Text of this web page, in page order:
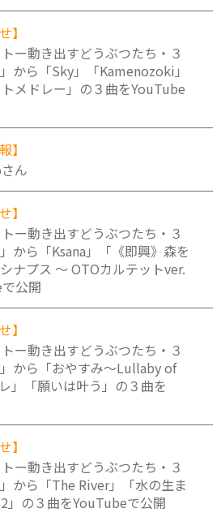
】
ー動き出すどうぶつたち・３
から「Sky」「Kamenozoki」
トメドレー」の３曲をYouTube
】
ん
】
ー動き出すどうぶつたち・３
から「Ksana」「《即興》森を
ナプス 〜 OTOカルテットver.
公開
】
ー動き出すどうぶつたち・３
から「おやすみ〜Lullaby of
」「願いは叶う」の３曲を
】
ー動き出すどうぶつたち・３
から「The River」「水の生ま
」の３曲をYouTubeで公開